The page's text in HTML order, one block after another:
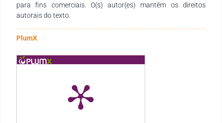
para fins comerciais. O(s) autor(es) mantêm os direitos
autorais do texto.
PlumX